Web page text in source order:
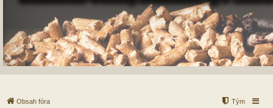
Obsah fóra Tým